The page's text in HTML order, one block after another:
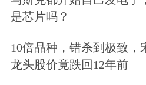
盛7月16日在投资者
称，公司产品结构的
场及客户的需求，公
是芯片吗？
10倍品种，错杀到极致，
龙头股价竟跌回12年前